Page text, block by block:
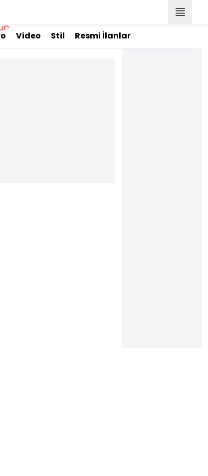
Video Stil Resmi İlanlar